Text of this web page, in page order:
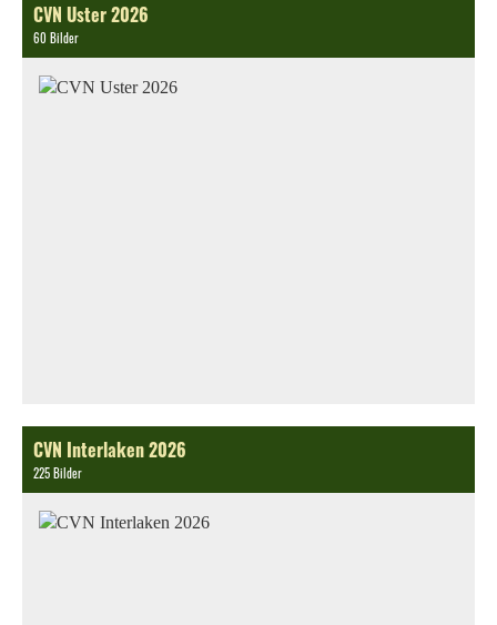
CVN Uster 2026
60 Bilder
CVN Interlaken 2026
225 Bilder